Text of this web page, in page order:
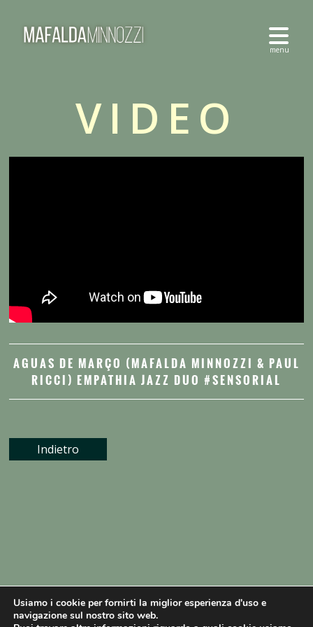
VIDEO
AGUAS DE MARÇO (MAFALDA MINNOZZI & PAUL
RICCI) EMPATHIA JAZZ DUO #SENSORIAL
Indietro
Usiamo i cookie per fornirti la miglior esperienza d'uso e
navigazione sul nostro sito web.